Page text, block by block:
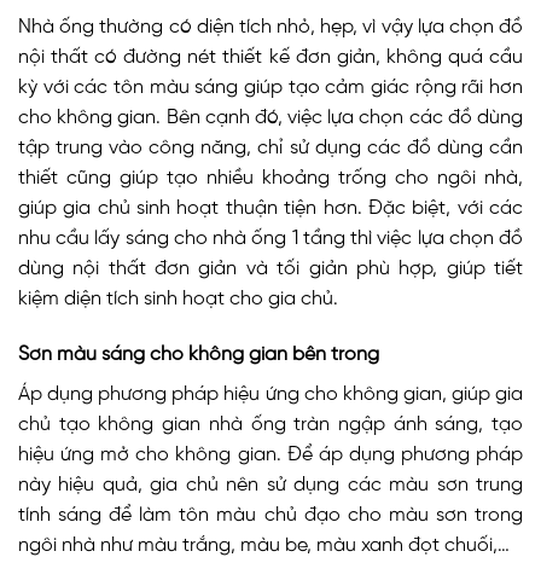
Nhà ống thường có diện tích nhỏ, hẹp, vì vậy lựa chọn đồ
nội thất có đường nét thiết kế đơn giản, không quá cầu
kỳ với các tôn màu sáng giúp tạo cảm giác rộng rãi hơn
cho không gian. Bên cạnh đó, việc lựa chọn các đồ dùng
tập trung vào công năng, chỉ sử dụng các đồ dùng cần
thiết cũng giúp tạo nhiều khoảng trống cho ngôi nhà,
giúp gia chủ sinh hoạt thuận tiện hơn. Đặc biệt, với các
nhu cầu lấy sáng cho nhà ống 1 tầng thì việc lựa chọn đồ
dùng nội thất đơn giản và tối giản phù hợp, giúp tiết
kiệm diện tích sinh hoạt cho gia chủ.
Sơn màu sáng cho không gian bên trong
Áp dụng phương pháp hiệu ứng cho không gian, giúp gia
chủ tạo không gian nhà ống tràn ngập ánh sáng, tạo
hiệu ứng mở cho không gian. Để áp dụng phương pháp
này hiệu quả, gia chủ nên sử dụng các màu sơn trung
tính sáng để làm tôn màu chủ đạo cho màu sơn trong
ngôi nhà như màu trắng, màu be, màu xanh đọt chuối,…